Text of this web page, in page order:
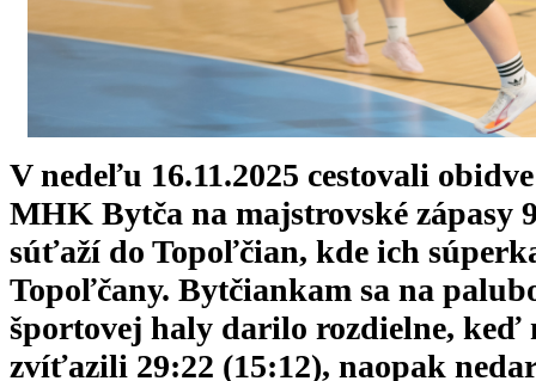
V nedeľu 16.11.2025 cestovali
MHK Bytča na majstrovské zápasy
súťaží do Topoľčian, kde ich
Topoľčany. Bytčiankam sa na
športovej haly darilo rozdielne, keď
zvíťazili 29:22 (15:12), naopak